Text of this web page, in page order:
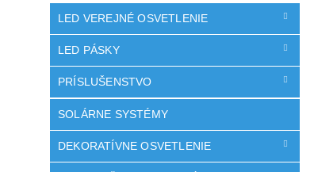
LED VEREJNÉ OSVETLENIE
LED PÁSKY
PRÍSLUŠENSTVO
SOLÁRNE SYSTÉMY
DEKORATÍVNE OSVETLENIE